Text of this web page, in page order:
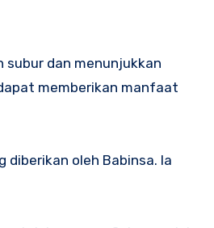
subur dan menunjukkan
memberikan manfaat
oleh Babinsa. Ia